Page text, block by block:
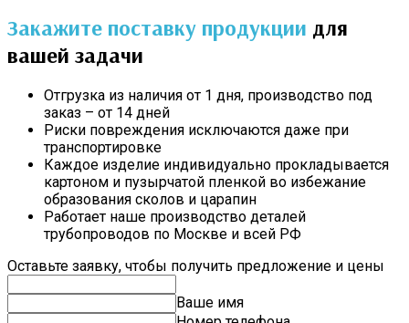
Закажите поставку продукции для
вашей задачи
Отгрузка из наличия от 1 дня, производство под
заказ – от 14 дней
Риски повреждения исключаются даже при
транспортировке
Каждое изделие индивидуально прокладывается
картоном и пузырчатой пленкой во избежание
образования сколов и царапин
Работает наше производство деталей
трубопроводов по Москве и всей РФ
Оставьте заявку, чтобы получить предложение и цены
Ваше имя